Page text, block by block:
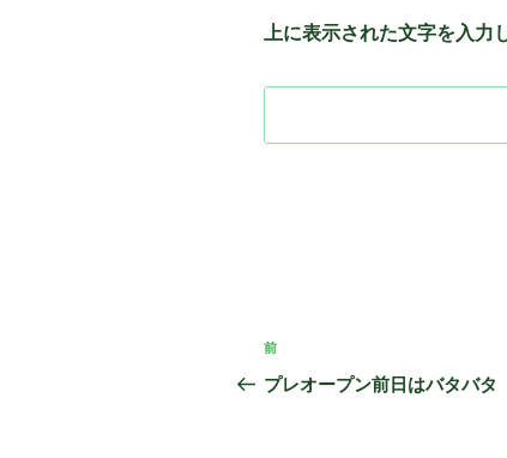
上に表示された文字を入力
投
稿
前
の
前
プレオープン前日はバタバタ